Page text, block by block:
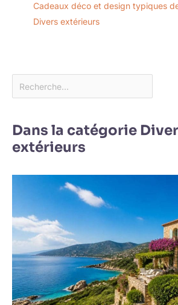
Cadeaux déco et design typiques
Divers extérieurs
Dans la catégorie
extérieurs